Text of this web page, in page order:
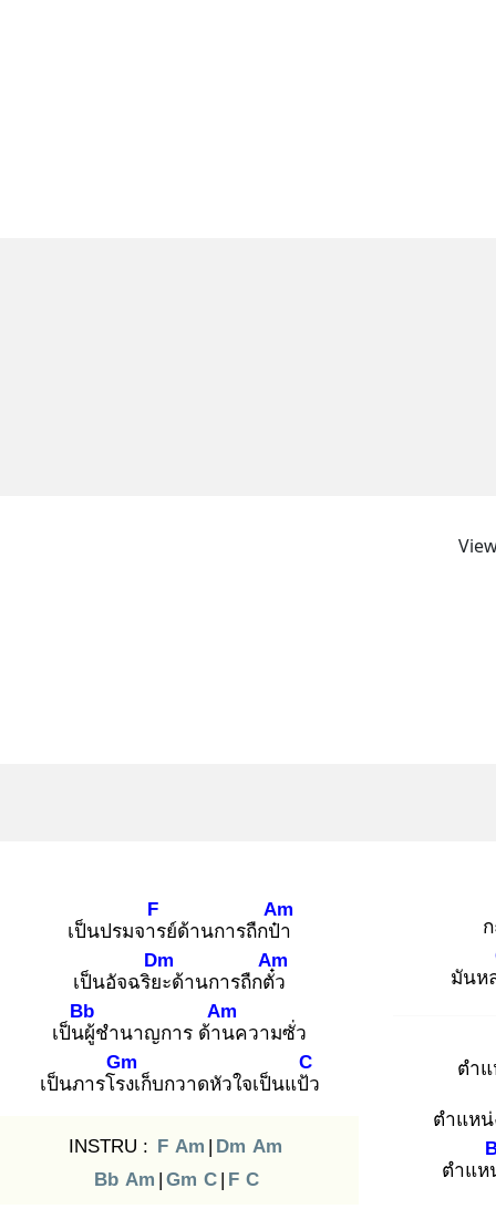
เป็นปรมจาร
F
ย์ด้านการถืกป๋า
Am
เป็นอัจฉริยะ
Dm
ด้านการถืกตั๋ว
Am
เป็นผู้
Bb
ชำนาญการ ด้าน
Am
ความซั่ว
เป็นภารโรง
Gm
เก็บกวาดหัวใจเป็นแป้ว
C
INSTRU : F Am | Dm Am
Bb Am | Gm C | F C
มันห
ตำแ
ตำแห
ตำแห